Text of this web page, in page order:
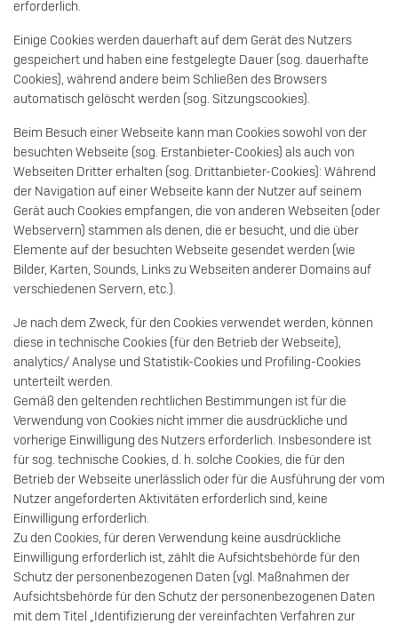
erforderlich.
Einige Cookies werden dauerhaft auf dem Gerät des Nutzers
gespeichert und haben eine festgelegte Dauer (sog. dauerhafte
Cookies), während andere beim Schließen des Browsers
automatisch gelöscht werden (sog. Sitzungscookies).
Beim Besuch einer Webseite kann man Cookies sowohl von der
besuchten Webseite (sog. Erstanbieter-Cookies) als auch von
Webseiten Dritter erhalten (sog. Drittanbieter-Cookies): Während
der Navigation auf einer Webseite kann der Nutzer auf seinem
Gerät auch Cookies empfangen, die von anderen Webseiten (oder
Webservern) stammen als denen, die er besucht, und die über
Elemente auf der besuchten Webseite gesendet werden (wie
Bilder, Karten, Sounds, Links zu Webseiten anderer Domains auf
verschiedenen Servern, etc.).
Je nach dem Zweck, für den Cookies verwendet werden, können
diese in technische Cookies (für den Betrieb der Webseite),
analytics/ Analyse und Statistik-Cookies und Profiling-Cookies
unterteilt werden.
Gemäß den geltenden rechtlichen Bestimmungen ist für die
Verwendung von Cookies nicht immer die ausdrückliche und
vorherige Einwilligung des Nutzers erforderlich. Insbesondere ist
für sog. technische Cookies, d. h. solche Cookies, die für den
Betrieb der Webseite unerlässlich oder für die Ausführung der vom
Nutzer angeforderten Aktivitäten erforderlich sind, keine
Einwilligung erforderlich.
Zu den Cookies, für deren Verwendung keine ausdrückliche
Einwilligung erforderlich ist, zählt die Aufsichtsbehörde für den
Schutz der personenbezogenen Daten (vgl. Maßnahmen der
Aufsichtsbehörde für den Schutz der personenbezogenen Daten
mit dem Titel „Identifizierung der vereinfachten Verfahren zur